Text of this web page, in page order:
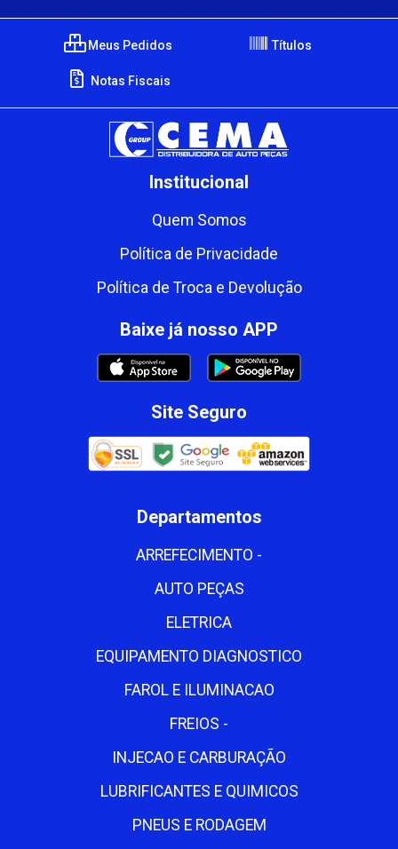
Meus Pedidos Títulos
Notas Fiscais
Institucional
Quem Somos
Política de Privacidade
Política de Troca e Devolução
Baixe já nosso APP
Site Seguro
Departamentos
ARREFECIMENTO -
AUTO PEÇAS
ELETRICA
EQUIPAMENTO DIAGNOSTICO
FAROL E ILUMINACAO
FREIOS -
INJECAO E CARBURAÇÃO
LUBRIFICANTES E QUIMICOS
PNEUS E RODAGEM